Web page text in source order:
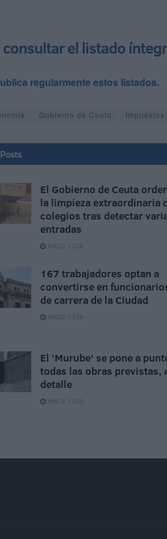
consultar el listado
regularmente estos listados.
Gobierno de Ceuta Impuestos
Posts
El Gobierno de Ceuta
la limpieza extraordinaria
colegios tras detectar
entradas
HACE 1 DÍA
167 trabajadores optan a
convertirse en
de carrera de la Ciudad
HACE 1 DÍA
El 'Murube' se pone a
todas las obras previstas,
detalle
HACE 1 DÍA